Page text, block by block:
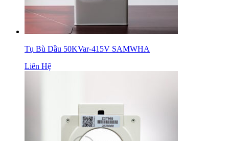
Tụ Bù Dầu 50KVar-415V SAMWHA
Liên Hệ